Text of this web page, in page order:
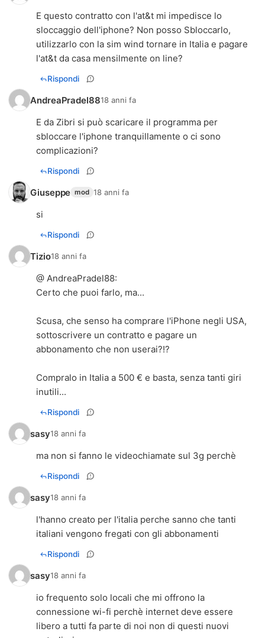
E questo contratto con l'at&t mi impedisce lo
sloccaggio dell'iphone? Non posso Sbloccarlo,
utilizzarlo con la sim wind tornare in Italia e pagare
l'at&t da casa mensilmente on line?
Rispondi
AndreaPradel8818 anni fa
E da Zibri si può scaricare il programma per
sbloccare l'iphone tranquillamente o ci sono
complicazioni?
Rispondi
Giuseppe mod 18 anni fa
si
Rispondi
Tizio18 anni fa
@ AndreaPradel88:
Certo che puoi farlo, ma...
Scusa, che senso ha comprare l'iPhone negli USA,
sottoscrivere un contratto e pagare un
abbonamento che non userai?!?
Compralo in Italia a 500 € e basta, senza tanti giri
inutili...
Rispondi
sasy18 anni fa
ma non si fanno le videochiamate sul 3g perchè
Rispondi
sasy18 anni fa
l'hanno creato per l'italia perche sanno che tanti
italiani vengono fregati con gli abbonamenti
Rispondi
sasy18 anni fa
io frequento solo locali che mi offrono la
connessione wi-fi perchè internet deve essere
libero a tutti fa parte di noi non di questi nuovi